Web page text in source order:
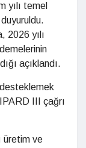
yılı temel
2026 yılı
açıklandı.
desteklemek
III çağrı
üretim ve